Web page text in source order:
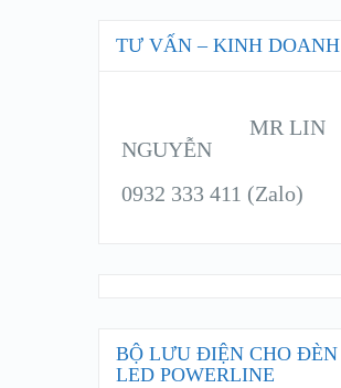
TƯ VẤN – KINH DOANH
MR LIN
NGUYỄN
0932 333 411 (Zalo)
BỘ LƯU ĐIỆN CHO ĐÈN
LED POWERLINE